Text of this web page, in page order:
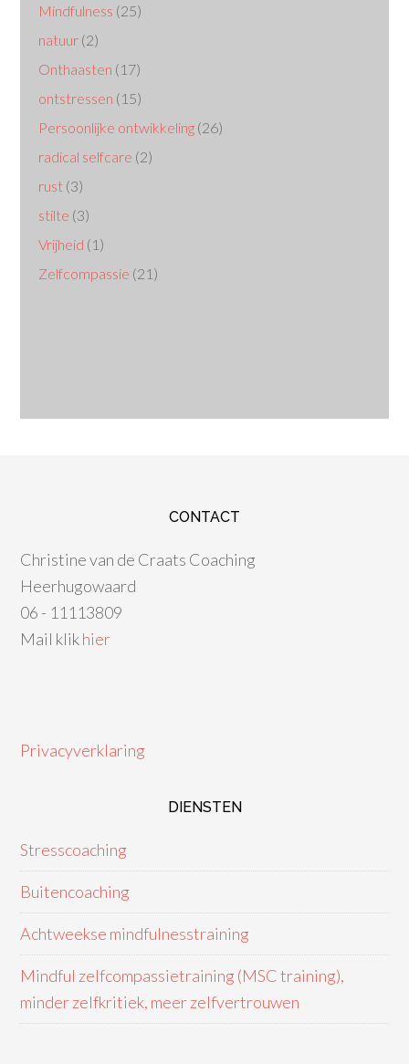
Mindfulness (25)
natuur (2)
Onthaasten (17)
ontstressen (15)
Persoonlijke ontwikkeling (26)
radical selfcare (2)
rust (3)
stilte (3)
Vrijheid (1)
Zelfcompassie (21)
CONTACT
Christine van de Craats Coaching
Heerhugowaard
06 - 11113809
Mail klikhier
Privacyverklaring
DIENSTEN
Stresscoaching
Buitencoaching
Achtweekse mindfulnesstraining
Mindful zelfcompassietraining (MSC training),
minder zelfkritiek, meer zelfvertrouwen